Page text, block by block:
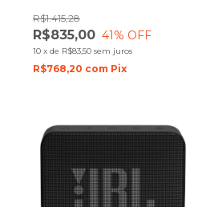
R$835,00
R$1.415,28
41% OFF
10 x de R$83,50 sem juros
R$768,20 com Pix